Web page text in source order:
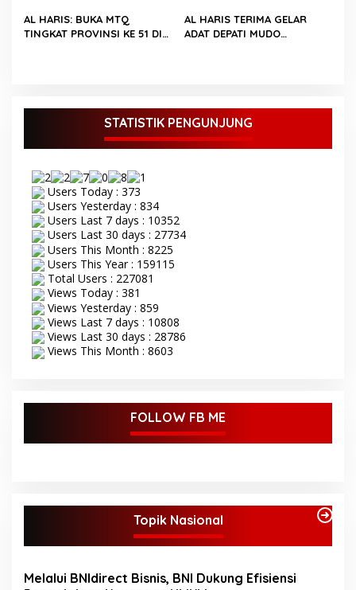
AL HARIS: BUKA MTQ
TINGKAT PROVINSI KE 51 DI
AL HARIS TERIMA GELAR
ADAT DEPATI MUDO
STATISTIK PENGUNJUNG
Users Today : 373
Users Yesterday : 834
Users Last 7 days : 10352
Users Last 30 days : 27734
Users This Month : 8225
Users This Year : 159115
Total Users : 227081
Views Today : 381
Views Yesterday : 859
Views Last 7 days : 10808
Views Last 30 days : 28786
Views This Month : 8603
FOLLOW FB ME
Topik Nasional
Melalui BNIdirect Bisnis, BNI Dukung Efisiensi